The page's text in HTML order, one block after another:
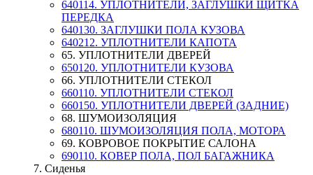
640114. УПЛОТНИТЕЛИ, ЗАГЛУШКИ ЩИТКА
ПЕРЕДКА
640130. ЗАГЛУШКИ ПОЛА КУЗОВА
640212. УПЛОТНИТЕЛИ КАПОТА
65. УПЛОТНИТЕЛИ ДВЕРЕЙ
650120. УПЛОТНИТЕЛИ КУЗОВА
66. УПЛОТНИТЕЛИ СТЕКОЛ
660110. УПЛОТНИТЕЛИ СТЕКОЛ
660150. УПЛОТНИТЕЛИ ДВЕРЕЙ (ЗАДНИЕ)
68. ШУМОИЗОЛЯЦИЯ
680110. ШУМОИЗОЛЯЦИЯ ПОЛА, МОТОРА
69. КОВРОВОЕ ПОКРЫТИЕ САЛОНА
690110. КОВЕР ПОЛА, ПОЛ БАГАЖНИКА
7. Сиденья